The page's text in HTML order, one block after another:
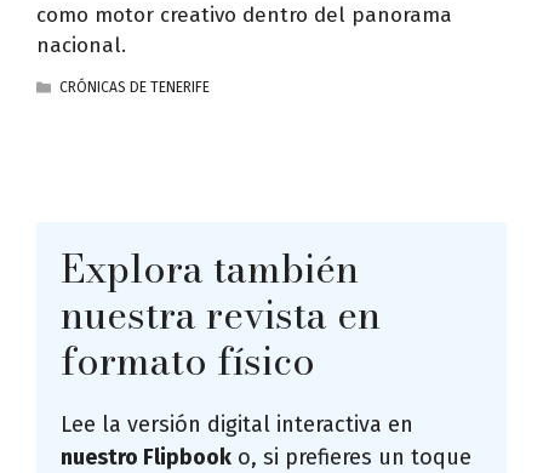
como motor creativo dentro del panorama
nacional.
CATEGORÍAS
CRÓNICAS DE TENERIFE
Explora también
nuestra revista en
formato físico
Lee la versión digital interactiva en
nuestro Flipbook o, si prefieres un toque